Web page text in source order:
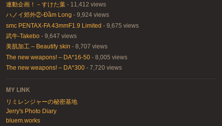
連動企画！－すけた葉- 11,412 views
ハノイ郊外②-Đầm Long - 9,924 views
smc PENTAX-FA 43mmF1.9 Limited - 9,675 views
武牛-Takebo- 9,647 views
美肌加工 – Beautify skin - 8,707 views
The new weapons! – DA*16-50- 8,005 views
The new weapons! – DA*300- 7,720 views
MY LINK
リミレンジャーの秘密基地
Jerry's Photo Diary
bluem.works